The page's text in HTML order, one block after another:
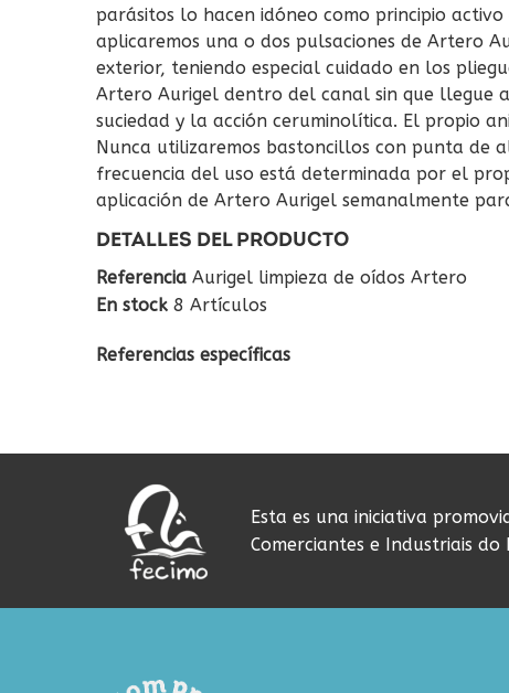
parásitos lo hacen idóneo como principio
aplicaremos una o dos pulsaciones de Artero
exterior, teniendo especial cuidado en los
Artero Aurigel dentro del canal sin que llegue
suciedad y la acción ceruminolítica. El propio
Nunca utilizaremos bastoncillos con punta de
frecuencia del uso está determinada por el
aplicación de Artero Aurigel semanalmente
DETALLES DEL PRODUCTO
Referencia Aurigel limpieza de oídos Artero
En stock 8 Artículos
Referencias específicas
Esta es una iniciativa
Comerciantes e Industriais do